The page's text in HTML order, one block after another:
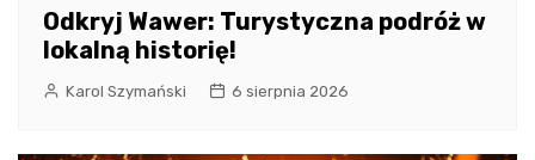
Odkryj Wawer: Turystyczna podróż w
lokalną historię!
Karol Szymański 6 sierpnia 2026